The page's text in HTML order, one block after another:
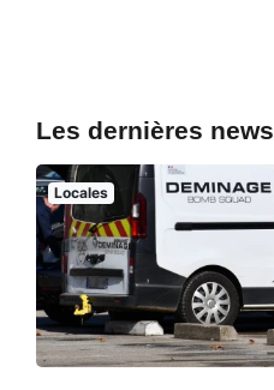
Les dernières news
Locales